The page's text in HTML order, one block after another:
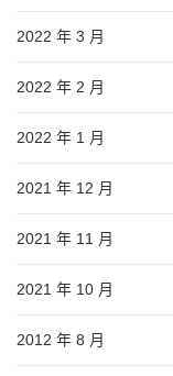
2022 年 3 月
2022 年 2 月
2022 年 1 月
2021 年 12 月
2021 年 11 月
2021 年 10 月
2012 年 8 月